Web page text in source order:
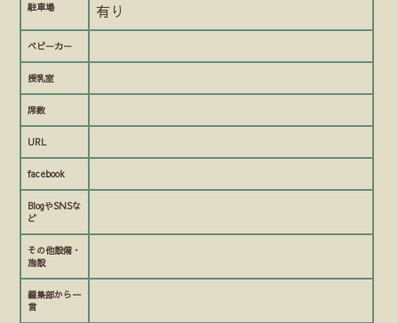
駐車場 有り
ベビーカー
授乳室
席数
URL
facebook
BlogやSNSな
ど
その他設備・
施設
編集部から一
言